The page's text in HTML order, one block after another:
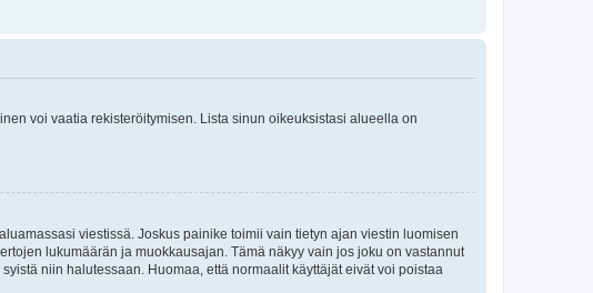
voi vaatia rekisteröitymisen. Lista sinun oikeuksistasi alueella on
viestissä. Joskus painike toimii vain tietyn ajan viestin luomisen
lukumäärän ja muokkausajan. Tämä näkyy vain jos joku on vastannut
niin halutessaan. Huomaa, että normaalit käyttäjät eivät voi poistaa